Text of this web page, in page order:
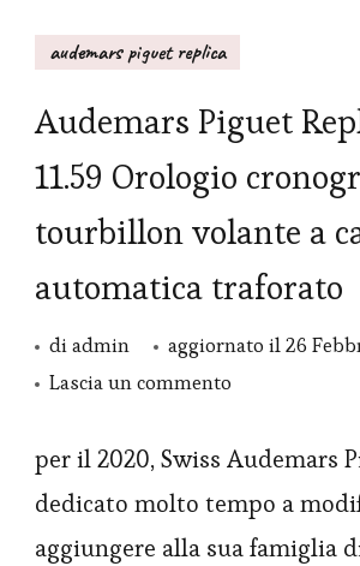
audemars piguet replica
Audemars Piguet
11.59 Orologio
tourbillon volante a
automatica traforato
diadmin aggiornato il26
Lascia un commento
Piguet
Replica
Code
per il 2020, Swiss Audemars
dedicato molto tempo a
aggiungere alla sua famiglia